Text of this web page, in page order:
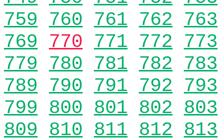
759 760 761 762 763
769 770 771 772 773
779 780 781 782 783
789 790 791 792 793
799 800 801 802 803
809 810 811 812 813